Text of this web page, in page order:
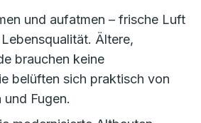
und aufatmen – frische Luft
Ältere,
brauchen keine
belüften sich praktisch von
und Fugen.